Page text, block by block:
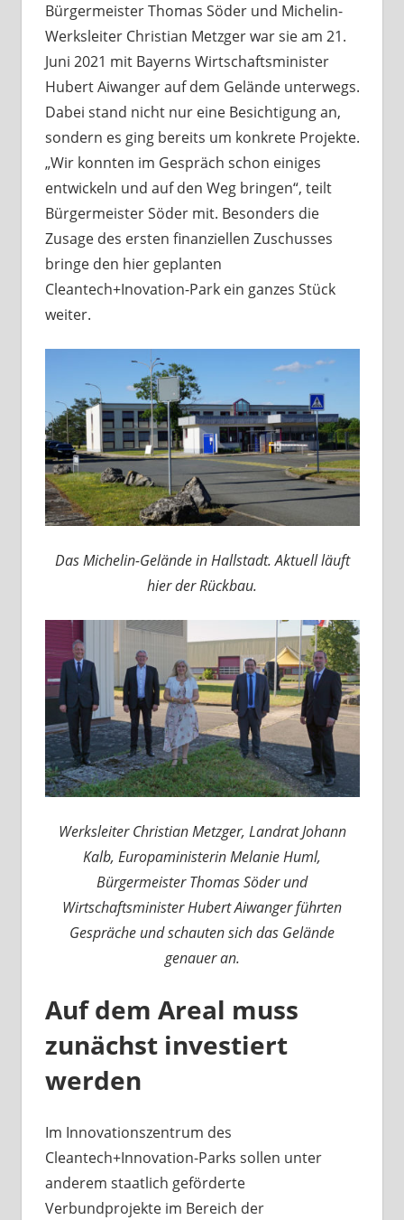
Bürgermeister Thomas Söder und Michelin-
Werksleiter Christian Metzger war sie am 21.
Juni 2021 mit Bayerns Wirtschaftsminister
Hubert Aiwanger auf dem Gelände unterwegs.
Dabei stand nicht nur eine Besichtigung an,
sondern es ging bereits um konkrete Projekte.
„Wir konnten im Gespräch schon einiges
entwickeln und auf den Weg bringen“, teilt
Bürgermeister Söder mit. Besonders die
Zusage des ersten finanziellen Zuschusses
bringe den hier geplanten
Cleantech+Inovation-Park ein ganzes Stück
weiter.
Das Michelin-Gelände in Hallstadt. Aktuell läuft
hier der Rückbau.
Werksleiter Christian Metzger, Landrat Johann
Kalb, Europaministerin Melanie Huml,
Bürgermeister Thomas Söder und
Wirtschaftsminister Hubert Aiwanger führten
Gespräche und schauten sich das Gelände
genauer an.
Auf dem Areal muss
zunächst investiert
werden
Im Innovationszentrum des
Cleantech+Innovation-Parks sollen unter
anderem staatlich geförderte
Verbundprojekte im Bereich der